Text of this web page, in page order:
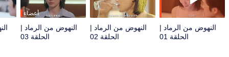
النهوض من الرماد |
الحلقة 01
النهوض من الرماد |
الحلقة 02
أعضاء
النهوض من الرماد |
الحلقة 03